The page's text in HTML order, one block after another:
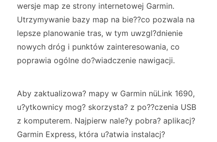
wersje map ze strony internetowej Garmin.
Utrzymywanie bazy map na bie??co pozwala na
lepsze planowanie tras, w tym uwzgl?dnienie
nowych dróg i punktów zainteresowania, co
poprawia ogólne do?wiadczenie nawigacji.
Aby zaktualizowa? mapy w Garmin nüLink 1690,
u?ytkownicy mog? skorzysta? z po??czenia USB
z komputerem. Najpierw nale?y pobra? aplikacj?
Garmin Express, która u?atwia instalacj?